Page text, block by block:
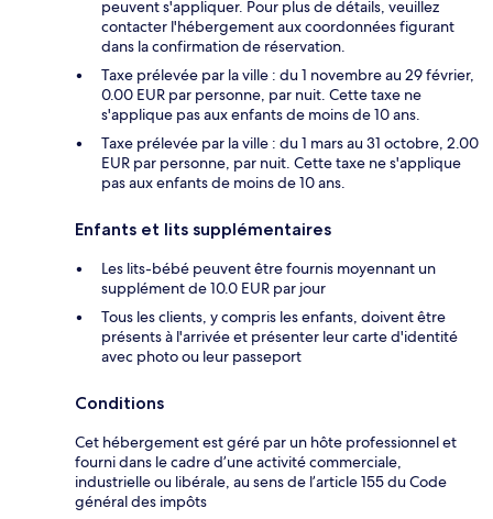
peuvent s'appliquer. Pour plus de détails, veuillez
contacter l'hébergement aux coordonnées figurant
dans la confirmation de réservation.
Taxe prélevée par la ville : du 1 novembre au 29 février,
0.00 EUR par personne, par nuit. Cette taxe ne
s'applique pas aux enfants de moins de 10 ans.
Taxe prélevée par la ville : du 1 mars au 31 octobre, 2.00
EUR par personne, par nuit. Cette taxe ne s'applique
pas aux enfants de moins de 10 ans.
Enfants et lits supplémentaires
Les lits-bébé peuvent être fournis moyennant un
supplément de 10.0 EUR par jour
Tous les clients, y compris les enfants, doivent être
présents à l'arrivée et présenter leur carte d'identité
avec photo ou leur passeport
Conditions
Cet hébergement est géré par un hôte professionnel et
fourni dans le cadre d’une activité commerciale,
industrielle ou libérale, au sens de l’article 155 du Code
général des impôts